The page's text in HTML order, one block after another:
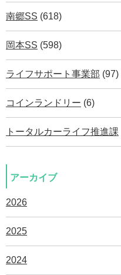
南郷SS (618)
岡本SS (598)
ライフサポート事業部 (97)
コインランドリー (6)
トータルカーライフ推進課
アーカイブ
2026
2025
2024